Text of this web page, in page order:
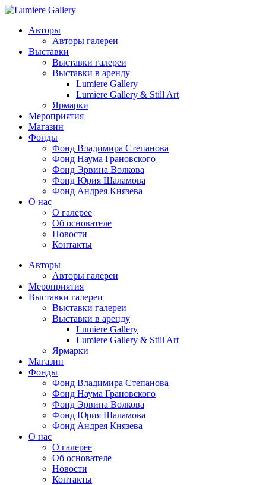
Авторы
Авторы галереи
Выставки
Выставки галереи
Выставки в аренду
Lumiere Gallery
Lumiere Gallery & Still Art
Ярмарки
Мероприятия
Магазин
Фонды
Фонд Владимира Степанова
Фонд Наума Грановского
Фонд Эрвина Волкова
Фонд Юрия Шаламова
Фонд Андрея Князева
О нас
О галерее
Об основателе
Новости
Контакты
Авторы
Авторы галереи
Мероприятия
Выставки галереи
Выставки галереи
Выставки в аренду
Lumiere Gallery
Lumiere Gallery & Still Art
Ярмарки
Магазин
Фонды
Фонд Владимира Степанова
Фонд Наума Грановского
Фонд Эрвина Волкова
Фонд Юрия Шаламова
Фонд Андрея Князева
О нас
О галерее
Об основателе
Новости
Контакты